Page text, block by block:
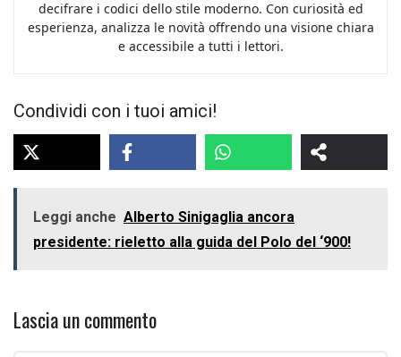
decifrare i codici dello stile moderno. Con curiosità ed
esperienza, analizza le novità offrendo una visione chiara
e accessibile a tutti i lettori.
Condividi con i tuoi amici!
Leggi anche Alberto Sinigaglia ancora
presidente: rieletto alla guida del Polo del ‘900!
Lascia un commento